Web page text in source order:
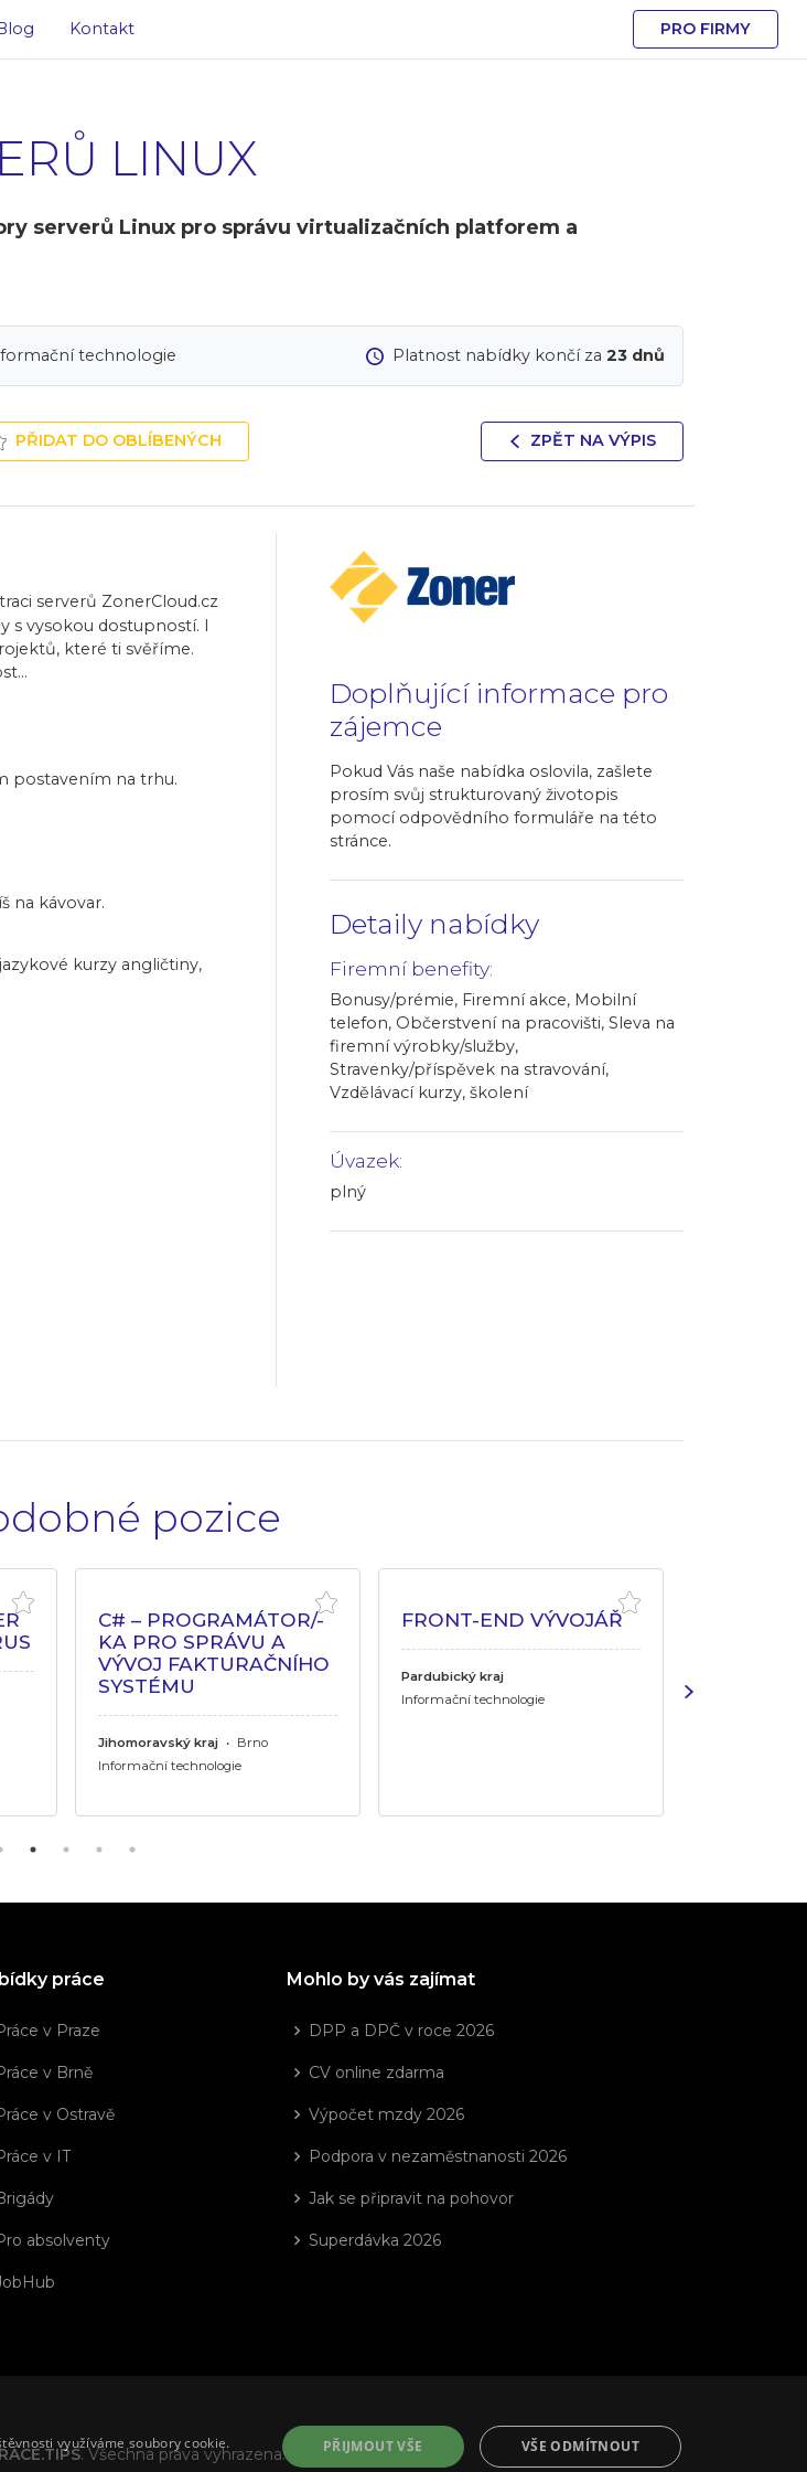
Kontakt PRO FIRMY
LINUX
serverů Linux pro správu virtualizačních platforem a
technologie Platnost nabídky končí za23 dnů
PŘIDAT DO OBLÍBENÝCH ZPĚT NA VÝPIS
Doplňující informace pro
zájemce
Pokud Vás naše nabídka oslovila, zašlete
prosím svůj strukturovaný životopis
pomocí odpovědního formuláře na této
stránce.
Detaily nabídky
Firemní benefity:
Bonusy/prémie, Firemní akce, Mobilní
telefon, Občerstvení na pracovišti, Sleva na
firemní výrobky/služby,
Stravenky/příspěvek na stravování,
Vzdělávací kurzy, školení
Úvazek:
plný
serverů ZonerCloud.cz
s vysokou dostupností. I
které ti svěříme.
postavením na trhu.
na kávovar.
kurzy angličtiny,
pozice
C# – PROGRAMÁTOR/-
KA PRO SPRÁVU A
VÝVOJ FAKTURAČNÍHO
SYSTÉMU
Jihomoravský kraj • Brno
Informační technologie
FRONT-END VÝVOJÁŘ
Pardubický kraj
Informační technologie
práce
v Praze
v Brně
v Ostravě
v IT
absolventy
Mohlo by vás zajímat
DPP a DPČ v roce 2026
CV online zdarma
Výpočet mzdy 2026
Podpora v nezaměstnanosti 2026
Jak se připravit na pohovor
Superdávka 2026
. Všechna práva vyhrazena.
využíváme soubory cookie.
PŘIJMOUT VŠE VŠE ODMÍTNOUT